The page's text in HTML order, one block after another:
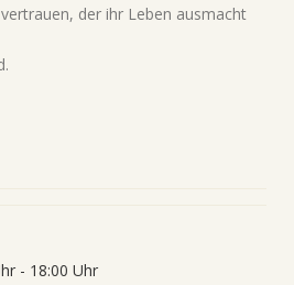
der ihr Leben ausmacht
- 18:00 Uhr